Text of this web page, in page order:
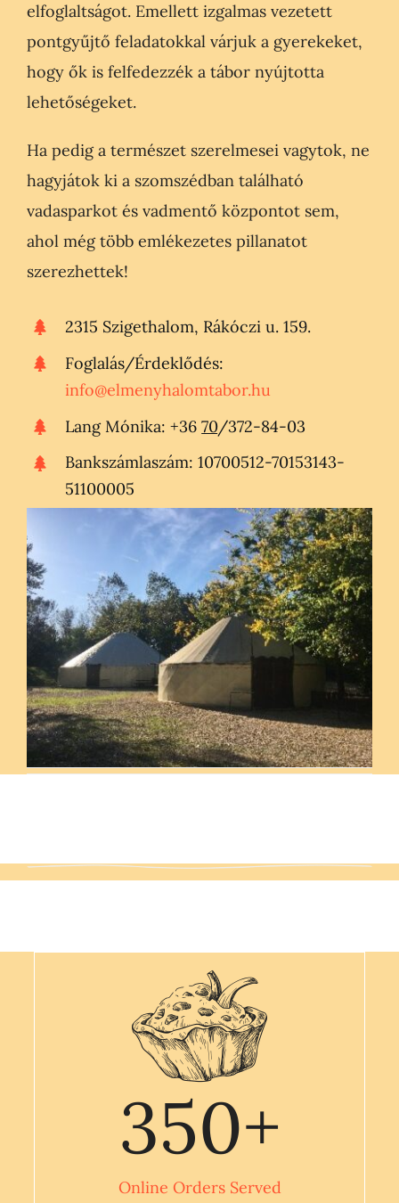
elfoglaltságot. Emellett izgalmas vezetett
pontgyűjtő feladatokkal várjuk a gyerekeket,
hogy ők is felfedezzék a tábor nyújtotta
lehetőségeket.
Ha pedig a természet szerelmesei vagytok, ne
hagyjátok ki a szomszédban található
vadasparkot és vadmentő központot sem,
ahol még több emlékezetes pillanatot
szerezhettek!
2315 Szigethalom, Rákóczi u. 159.
Foglalás/Érdeklődés:
info@elmenyhalomtabor.hu
Lang Mónika: +3670/372-84-03
Bankszámlaszám: 10700512-70153143-
51100005
350+
Online Orders Served